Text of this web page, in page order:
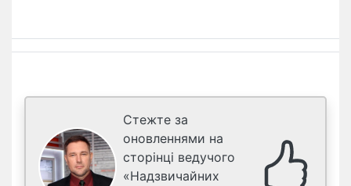
Стежте за
оновленнями на
сторінці ведучого
«Надзвичайних